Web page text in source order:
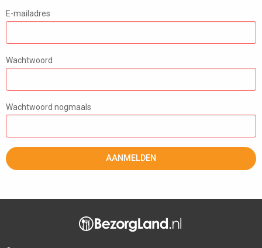
E-mailadres
Wachtwoord
Wachtwoord nogmaals
AANMELDEN